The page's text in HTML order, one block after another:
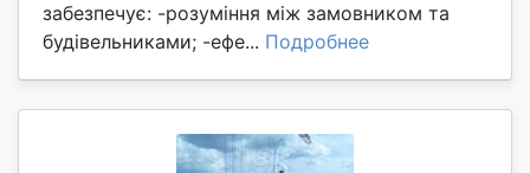
забезпечує: -розуміння між замовником та
будівельниками; -ефе... Подробнее